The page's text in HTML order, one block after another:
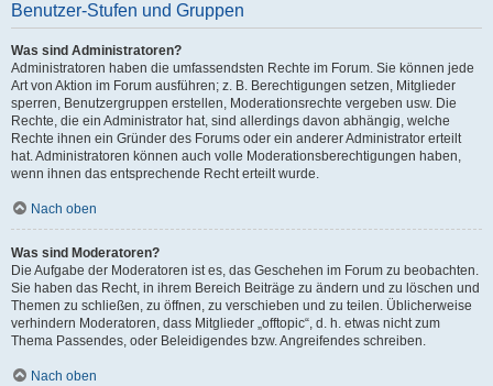
Benutzer-Stufen und Gruppen
Was sind Administratoren?
Administratoren haben die umfassendsten Rechte im Forum. Sie können jede
Art von Aktion im Forum ausführen; z. B. Berechtigungen setzen, Mitglieder
sperren, Benutzergruppen erstellen, Moderationsrechte vergeben usw. Die
Rechte, die ein Administrator hat, sind allerdings davon abhängig, welche
Rechte ihnen ein Gründer des Forums oder ein anderer Administrator erteilt
hat. Administratoren können auch volle Moderationsberechtigungen haben,
wenn ihnen das entsprechende Recht erteilt wurde.
Nach oben
Was sind Moderatoren?
Die Aufgabe der Moderatoren ist es, das Geschehen im Forum zu beobachten.
Sie haben das Recht, in ihrem Bereich Beiträge zu ändern und zu löschen und
Themen zu schließen, zu öffnen, zu verschieben und zu teilen. Üblicherweise
verhindern Moderatoren, dass Mitglieder „offtopic“, d. h. etwas nicht zum
Thema Passendes, oder Beleidigendes bzw. Angreifendes schreiben.
Nach oben